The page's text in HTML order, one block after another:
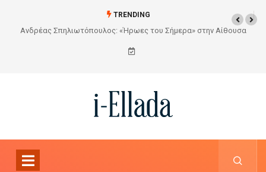
TRENDING
Από το Σχέδιο στην Πραγματικότητα